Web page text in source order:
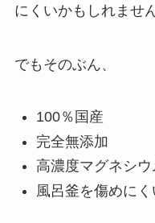
にくいかもしれません
でもそのぶん、
100％国産
完全無添加
高濃度マグネシウ
風呂釜を傷めに